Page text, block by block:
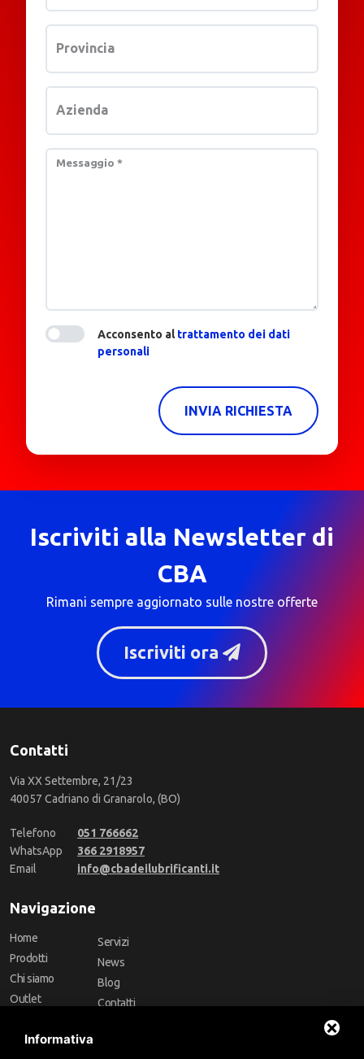
Provincia
Azienda
Messaggio *
Acconsento altrattamento dei dati
personali
INVIA RICHIESTA
Iscriviti alla Newsletter di
CBA
Rimani sempre aggiornato sulle nostre offerte
Iscriviti ora
Contatti
Via XX Settembre, 21/23
40057 Cadriano di Granarolo, (BO)
Telefono
051 766662
WhatsApp
366 2918957
Email
info@cbadeilubrificanti.it
Navigazione
Home
Prodotti
Chi siamo
Outlet
Marchi
Servizi
News
Blog
Contatti
Informativa